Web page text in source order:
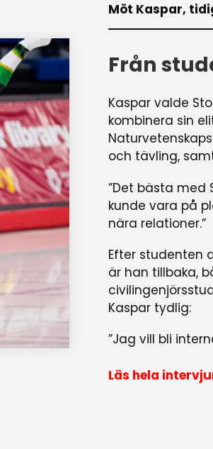
Möt Kaspar,
Från
Kaspar valde
kombinera sin
och tävling,
”Det bästa
kunde vara på
nära relationer.”
Efter studenten
är han tillbaka,
Kaspar tydlig:
”Jag vill bli
Läs hela